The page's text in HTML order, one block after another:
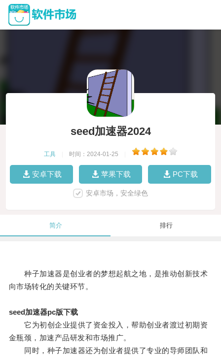
seed加速器2024
工具 时间：2024-01-25
安卓下载 苹果下载 PC下载
安卓市场，安全绿色
简介 排行
种子加速器是创业者的梦想起航之地，是推动创新技术
向市场转化的关键环节。
seed加速器pc版下载
它为初创企业提供了资金投入，帮助创业者渡过初期资
金瓶颈，加速产品研发和市场推广。
同时，种子加速器还为创业者提供了专业的导师团队和